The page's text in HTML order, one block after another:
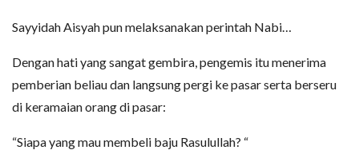
Sayyidah Aisyah pun melaksanakan perintah Nabi…
Dengan hati yang sangat gembira, pengemis itu menerima
pemberian beliau dan langsung pergi ke pasar serta berseru
di keramaian orang di pasar:
“Siapa yang mau membeli baju Rasulullah? “